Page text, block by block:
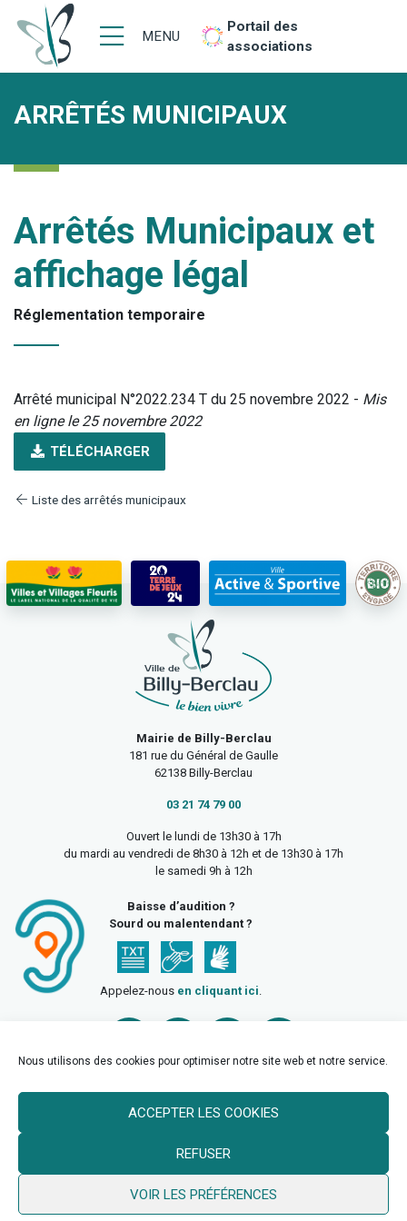
Nous utilisons des cookies pour optimiser notre site web et notre service.
ACCEPTER LES COOKIES
REFUSER
VOIR LES PRÉFÉRENCES
MENU
Portail des
associations
ARRÊTÉS MUNICIPAUX
Arrêtés Municipaux et
affichage légal
Réglementation temporaire
Arrêté municipal N°2022.234 T du 25 novembre 2022 - Mis
en ligne le 25 novembre 2022
TÉLÉCHARGER
Liste des arrêtés municipaux
Mairie de Billy-Berclau
181 rue du Général de Gaulle
62138 Billy-Berclau
03 21 74 79 00
Ouvert le lundi de 13h30 à 17h
du mardi au vendredi de 8h30 à 12h et de 13h30 à 17h
le samedi 9h à 12h
Baisse d’audition ?
Sourd ou malentendant ?
Appelez-nous en cliquant ici.
© 2026 Ville de Billy Berclau —neoweb.fr